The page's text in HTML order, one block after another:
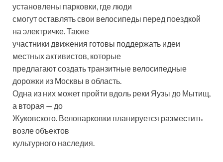
установлены парковки, где люди
смогут оставлять свои велосипеды перед поездкой
на электричке. Также
участники движения готовы поддержать идеи
местных активистов, которые
предлагают создать транзитные велосипедные
дорожки из Москвы в область.
Одна из них может пройти вдоль реки Яузы до Мытищ,
а вторая — до
Жуковского. Велопарковки планируется разместить
возле объектов
культурного наследия.